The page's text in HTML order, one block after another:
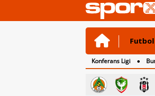
Futbol
Konferans Ligi
2. Lig
3. Lig